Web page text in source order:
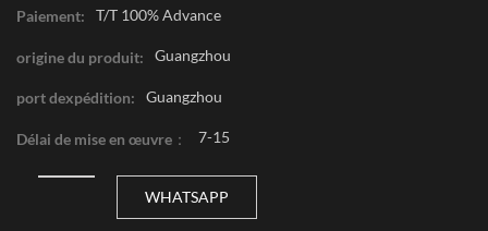
Paiement: T/T 100% Advance
origine du produit: Guangzhou
port dexpédition: Guangzhou
Délai de mise en œuvre： 7-15
WHATSAPP